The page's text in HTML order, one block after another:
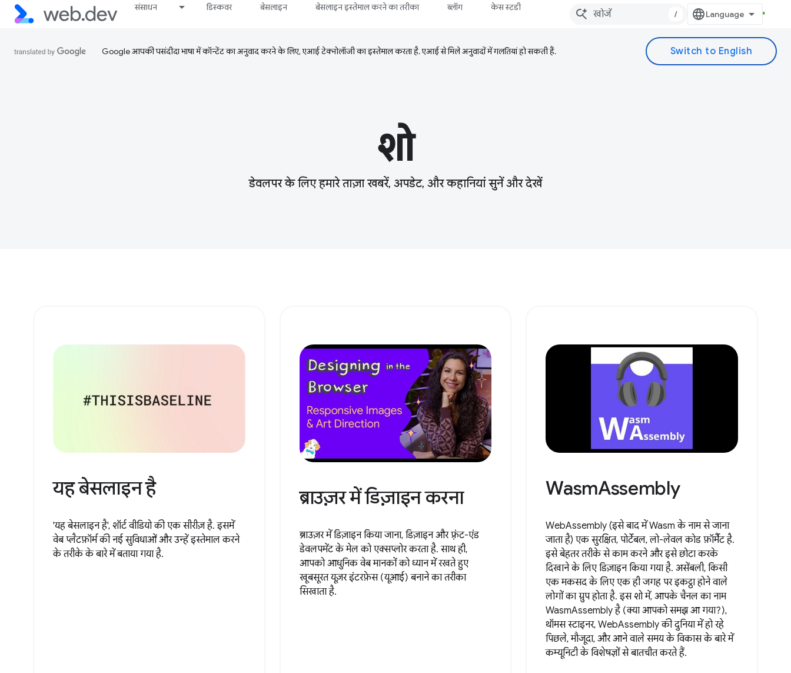
संसाधन डिस्कवर बेसलाइन बेसलाइन इस्तेमाल करने का तरीका ब्लॉग केस स्टडी
/
Google आपकी पसंदीदा भाषा में कॉन्टेंट का अनुवाद करने के लिए, एआई टेक्नोलॉजी का इस्तेमाल करता है. एआई से मिले अनुवादों में गलतियां हो सकती हैं.
शो
डेवलपर के लिए हमारे ताज़ा खबरें, अपडेट, और कहानियां सुनें और देखें
यह बेसलाइन है
'यह बेसलाइन है', शॉर्ट वीडियो की एक सीरीज़ है. इसमें
वेब प्लैटफ़ॉर्म की नई सुविधाओं और उन्हें इस्तेमाल करने
के तरीके के बारे में बताया गया है.
ब्राउज़र में डिज़ाइन करना
ब्राउज़र में डिज़ाइन किया जाना, डिज़ाइन और फ़्रंट-एंड
डेवलपमेंट के मेल को एक्सप्लोर करता है. साथ ही,
आपको आधुनिक वेब मानकों को ध्यान में रखते हुए
खूबसूरत यूज़र इंटरफ़ेस (यूआई) बनाने का तरीका
सिखाता है.
WasmAssembly
WebAssembly (इसे बाद में Wasm के नाम से जाना
जाता है) एक सुरक्षित, पोर्टेबल, लो-लेवल कोड फ़ॉर्मैट है.
इसे बेहतर तरीके से काम करने और इसे छोटा करके
दिखाने के लिए डिज़ाइन किया गया है. असेंबली, किसी
एक मकसद के लिए एक ही जगह पर इकट्ठा होने वाले
लोगों का ग्रुप होता है. इस शो में, आपके चैनल का नाम
WasmAssembly है (क्या आपको समझ आ गया?),
थॉमस स्टाइनर, WebAssembly की दुनिया में हो रहे
पिछले, मौजूदा, और आने वाले समय के विकास के बारे में
कम्यूनिटी के विशेषज्ञों से बातचीत करते हैं.